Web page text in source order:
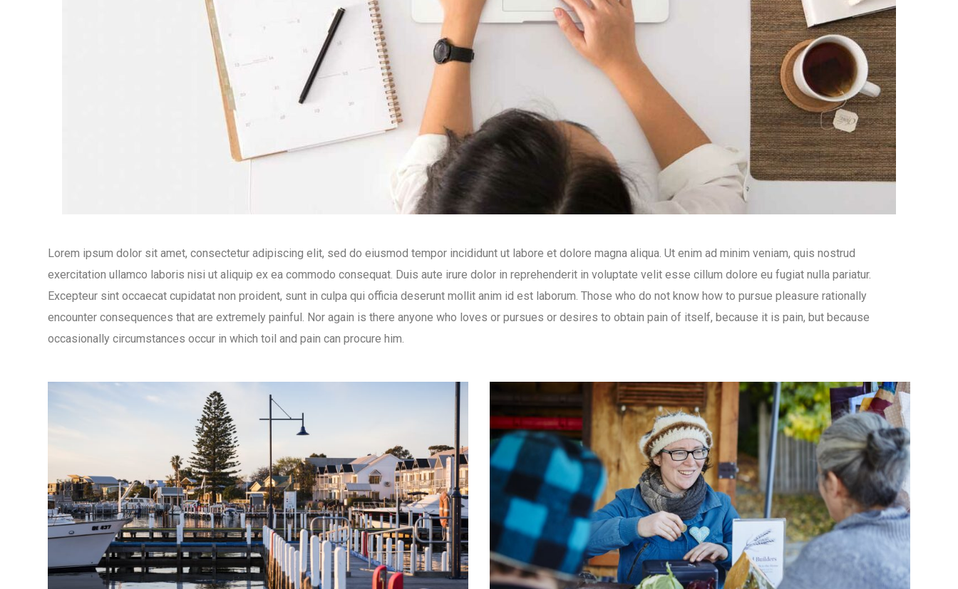
Lorem ipsum dolor sit amet, consectetur adipiscing elit, sed do eiusmod tempor incididunt ut labore et dolore magna aliqua. Ut enim ad minim veniam, quis nostrud
exercitation ullamco laboris nisi ut aliquip ex ea commodo consequat. Duis aute irure dolor in reprehenderit in voluptate velit esse cillum dolore eu fugiat nulla pariatur.
Excepteur sint occaecat cupidatat non proident, sunt in culpa qui officia deserunt mollit anim id est laborum. Those who do not know how to pursue pleasure rationally
encounter consequences that are extremely painful. Nor again is there anyone who loves or pursues or desires to obtain pain of itself, because it is pain, but because
occasionally circumstances occur in which toil and pain can procure him.